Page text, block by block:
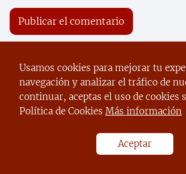
Usamos cookies para mejorar tu
navegación y analizar el tráfico de
continuar, aceptas el uso de cookies
Política de Cookies Más información
Aceptar